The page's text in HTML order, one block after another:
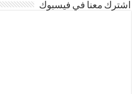
اشترك معنا في فيسبوك